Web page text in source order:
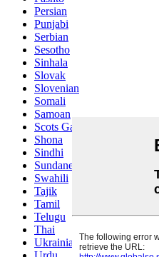
Persian
Punjabi
Serbian
Sesotho
Sinhala
Slovak
Slovenian
Somali
Samoan
Scots Gaelic
Shona
Sindhi
Sundanese
Swahili
Tajik
Tamil
Telugu
Thai
Ukrainian